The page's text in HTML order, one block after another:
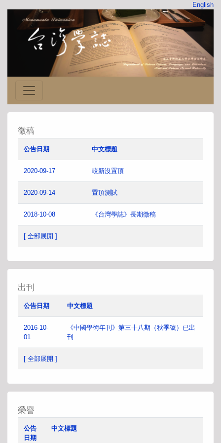
English
徵稿
公告日期 中文標題
2020-09-17 較新沒置頂
2020-09-14 置頂測試
2018-10-08 《台灣學誌》長期徵稿
[ 全部展開 ]
出刊
公告日期 中文標題
2016-10-
01
《中國學術年刊》第三十八期（秋季號）已出
刊
[ 全部展開 ]
榮譽
公告
日期
中文標題